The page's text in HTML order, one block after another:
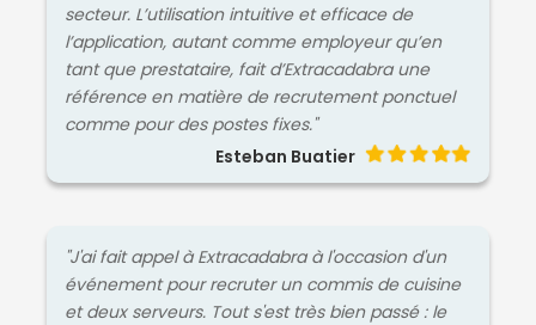
secteur. L’utilisation intuitive et efficace de
l’application, autant comme employeur qu’en
tant que prestataire, fait d’Extracadabra une
référence en matière de recrutement ponctuel
comme pour des postes fixes."
Esteban Buatier
"J'ai fait appel à Extracadabra à l'occasion d'un
événement pour recruter un commis de cuisine
et deux serveurs. Tout s'est très bien passé : le